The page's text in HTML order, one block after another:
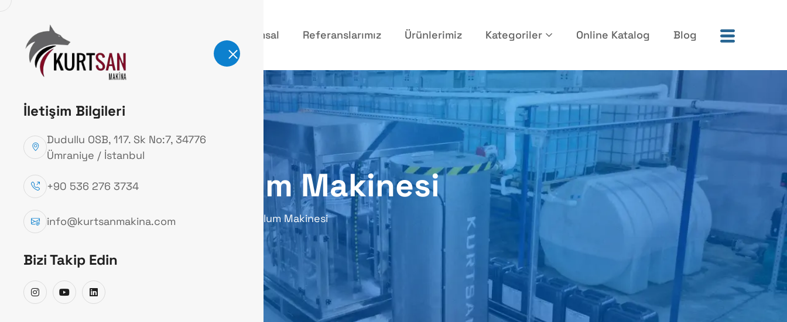
Kurumsal Referanslarımız Ürünlerimiz Kategoriler Online Katalog Blog
İletişim Bilgileri
Dudullu OSB, 117. Sk No:7, 34776
Ümraniye / İstanbul
+90 536 276 3734
info@kurtsanmakina.com
Bizi Takip Edin
Pekmez Dolum Makinesi
Ana SayfaUygulama Alanları Pekmez Dolum Makinesi